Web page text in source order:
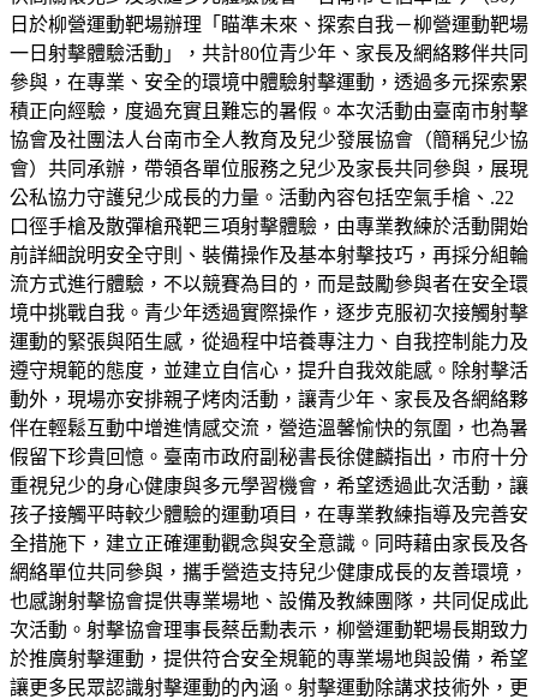
日於柳營運動靶場辦理「瞄準未來、探索自我－柳營運動靶場
一日射擊體驗活動」，共計80位青少年、家長及網絡夥伴共同
參與，在專業、安全的環境中體驗射擊運動，透過多元探索累
積正向經驗，度過充實且難忘的暑假。本次活動由臺南市射擊
協會及社團法人台南市全人教育及兒少發展協會（簡稱兒少協
會）共同承辦，帶領各單位服務之兒少及家長共同參與，展現
公私協力守護兒少成長的力量。活動內容包括空氣手槍、.22
口徑手槍及散彈槍飛靶三項射擊體驗，由專業教練於活動開始
前詳細說明安全守則、裝備操作及基本射擊技巧，再採分組輪
流方式進行體驗，不以競賽為目的，而是鼓勵參與者在安全環
境中挑戰自我。青少年透過實際操作，逐步克服初次接觸射擊
運動的緊張與陌生感，從過程中培養專注力、自我控制能力及
遵守規範的態度，並建立自信心，提升自我效能感。除射擊活
動外，現場亦安排親子烤肉活動，讓青少年、家長及各網絡夥
伴在輕鬆互動中增進情感交流，營造溫馨愉快的氛圍，也為暑
假留下珍貴回憶。臺南市政府副秘書長徐健麟指出，市府十分
重視兒少的身心健康與多元學習機會，希望透過此次活動，讓
孩子接觸平時較少體驗的運動項目，在專業教練指導及完善安
全措施下，建立正確運動觀念與安全意識。同時藉由家長及各
網絡單位共同參與，攜手營造支持兒少健康成長的友善環境，
也感謝射擊協會提供專業場地、設備及教練團隊，共同促成此
次活動。射擊協會理事長蔡岳勳表示，柳營運動靶場長期致力
於推廣射擊運動，提供符合安全規範的專業場地與設備，希望
讓更多民眾認識射擊運動的內涵。射擊運動除講求技術外，更